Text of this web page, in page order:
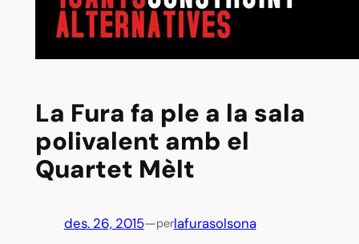
La Fura fa ple a la sala
polivalent amb el
Quartet Mèlt
des. 26, 2015—perlafurasolsona